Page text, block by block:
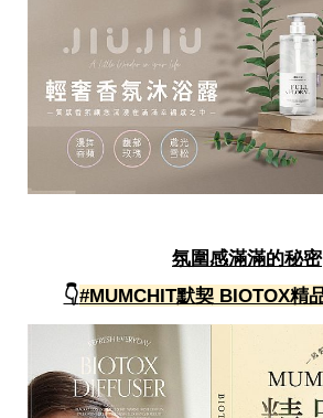
氛圍感滿滿的秘密
👇#MUMCHIT默契 BIOTOX精